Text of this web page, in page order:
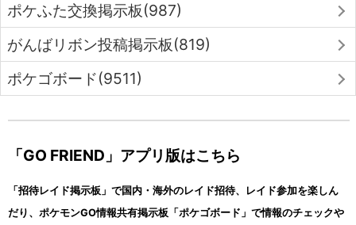
ポケふた交換掲示板(987)
がんばリボン投稿掲示板(819)
ポケゴボード(9511)
「GO FRIEND」アプリ版はこちら
「招待レイド掲示板」で国内・海外のレイド招待、レイド参加を楽しん
だり、ポケモンGO情報共有掲示板「ポケゴボード」で情報のチェックや